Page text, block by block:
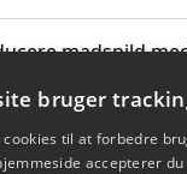
madspild
måltidskasser
bruger
til at forbedre
accepterer